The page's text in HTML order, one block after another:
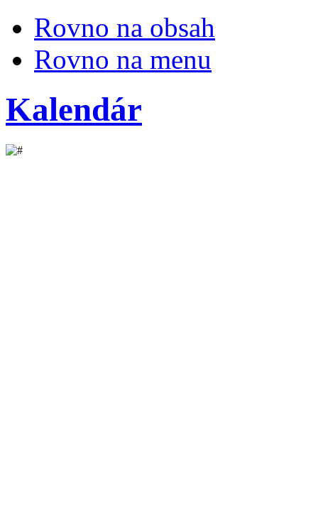
Rovno na obsah
Rovno na menu
Kalendár